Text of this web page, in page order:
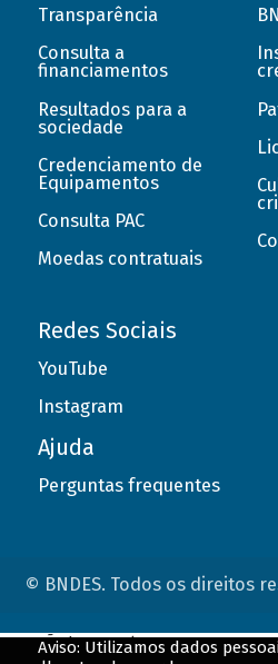
Transparência
Consulta a
financiamentos
Resultados para a
sociedade
Credenciamento de
Equipamentos
Consulta PAC
Moedas contratuais
Redes Sociais
YouTube
Instagram
Ajuda
Perguntas frequentes
© BNDES. Todos os direitos
Aviso: Utilizamos dados
ConteÃºdo complementar